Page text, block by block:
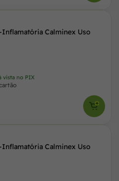
Inflamatória Calminex Uso
vista no PIX
Inflamatória Calminex Uso